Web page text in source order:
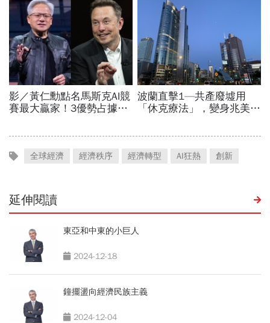
全球經濟 經濟秩序 經濟轉型 AI狂熱 創新
延伸閱讀
東亞和中東的小巨人
2024-12-18
鐘擺盪向經濟民族主義
2024-12-04